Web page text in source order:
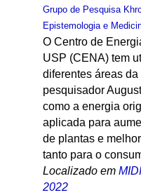
Grupo de Pesquisa
Epistemologia e
O Centro de
USP (CENA) tem
diferentes áreas
pesquisador
como a energia
aplicada para
de plantas e
tanto para o
Localizado em
2022